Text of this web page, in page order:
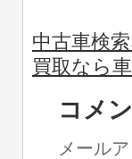
中古車検
買取なら
コメ
メール